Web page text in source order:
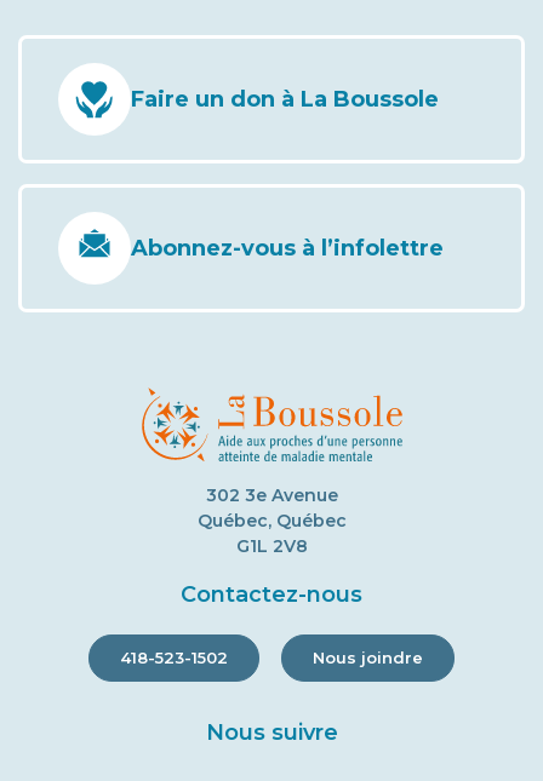
Faire un don à La Boussole
Abonnez-vous à l’infolettre
302 3e Avenue
Québec, Québec
G1L 2V8
Contactez-nous
418-523-1502 Nous joindre
Nous suivre